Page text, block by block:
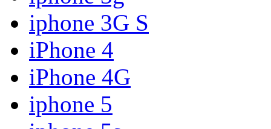
iphone 3G S
iPhone 4
iPhone 4G
iphone 5